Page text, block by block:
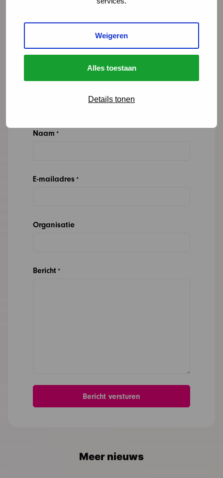
Weigeren
Alles toestaan
Details tonen
mazl@ncj.nl
06 - 53 97 55 82
Lees meer over Nathalie Drost
Naam *
E-mailadres *
Organisatie
Bericht *
Meer nieuws